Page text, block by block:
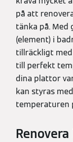
på att
tänka på.
(element) i
tillräckligt
till perfekt
dina plattor
kan styras
temperaturen